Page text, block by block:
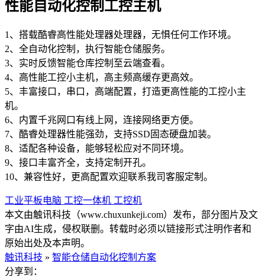
性能自动化控制工控主机
1、搭载酷睿高性能处理器处理器，无惧任何工作环境。
2、全自动化控制，执行智能仓储服务。
3、实时反馈智能仓库控制至云端查看。
4、高性能工控小主机，高主频高缓存更高效。
5、丰富接口，串口，高端配置，打造更高性能的工控小主
机。
6、内置千兆网口有线上网，连接网络更方便。
7、酷睿处理器性能强劲，支持SSD固态硬盘加装。
8、适配各种设备，能够轻松应对不同环境。
9、接口丰富齐全，支持定制开孔。
10、兼容性好，更高配置欢迎联系我司客服定制。
工业平板电脑 工控一体机 工控机
本文由触讯科技（www.chuxunkeji.com）发布，部分图片及文
字由AI生成，侵权联删。转载时必须以链接形式注明作者和
原始出处及本声明。
触讯科技 » 智能仓储自动化控制方案
分享到：